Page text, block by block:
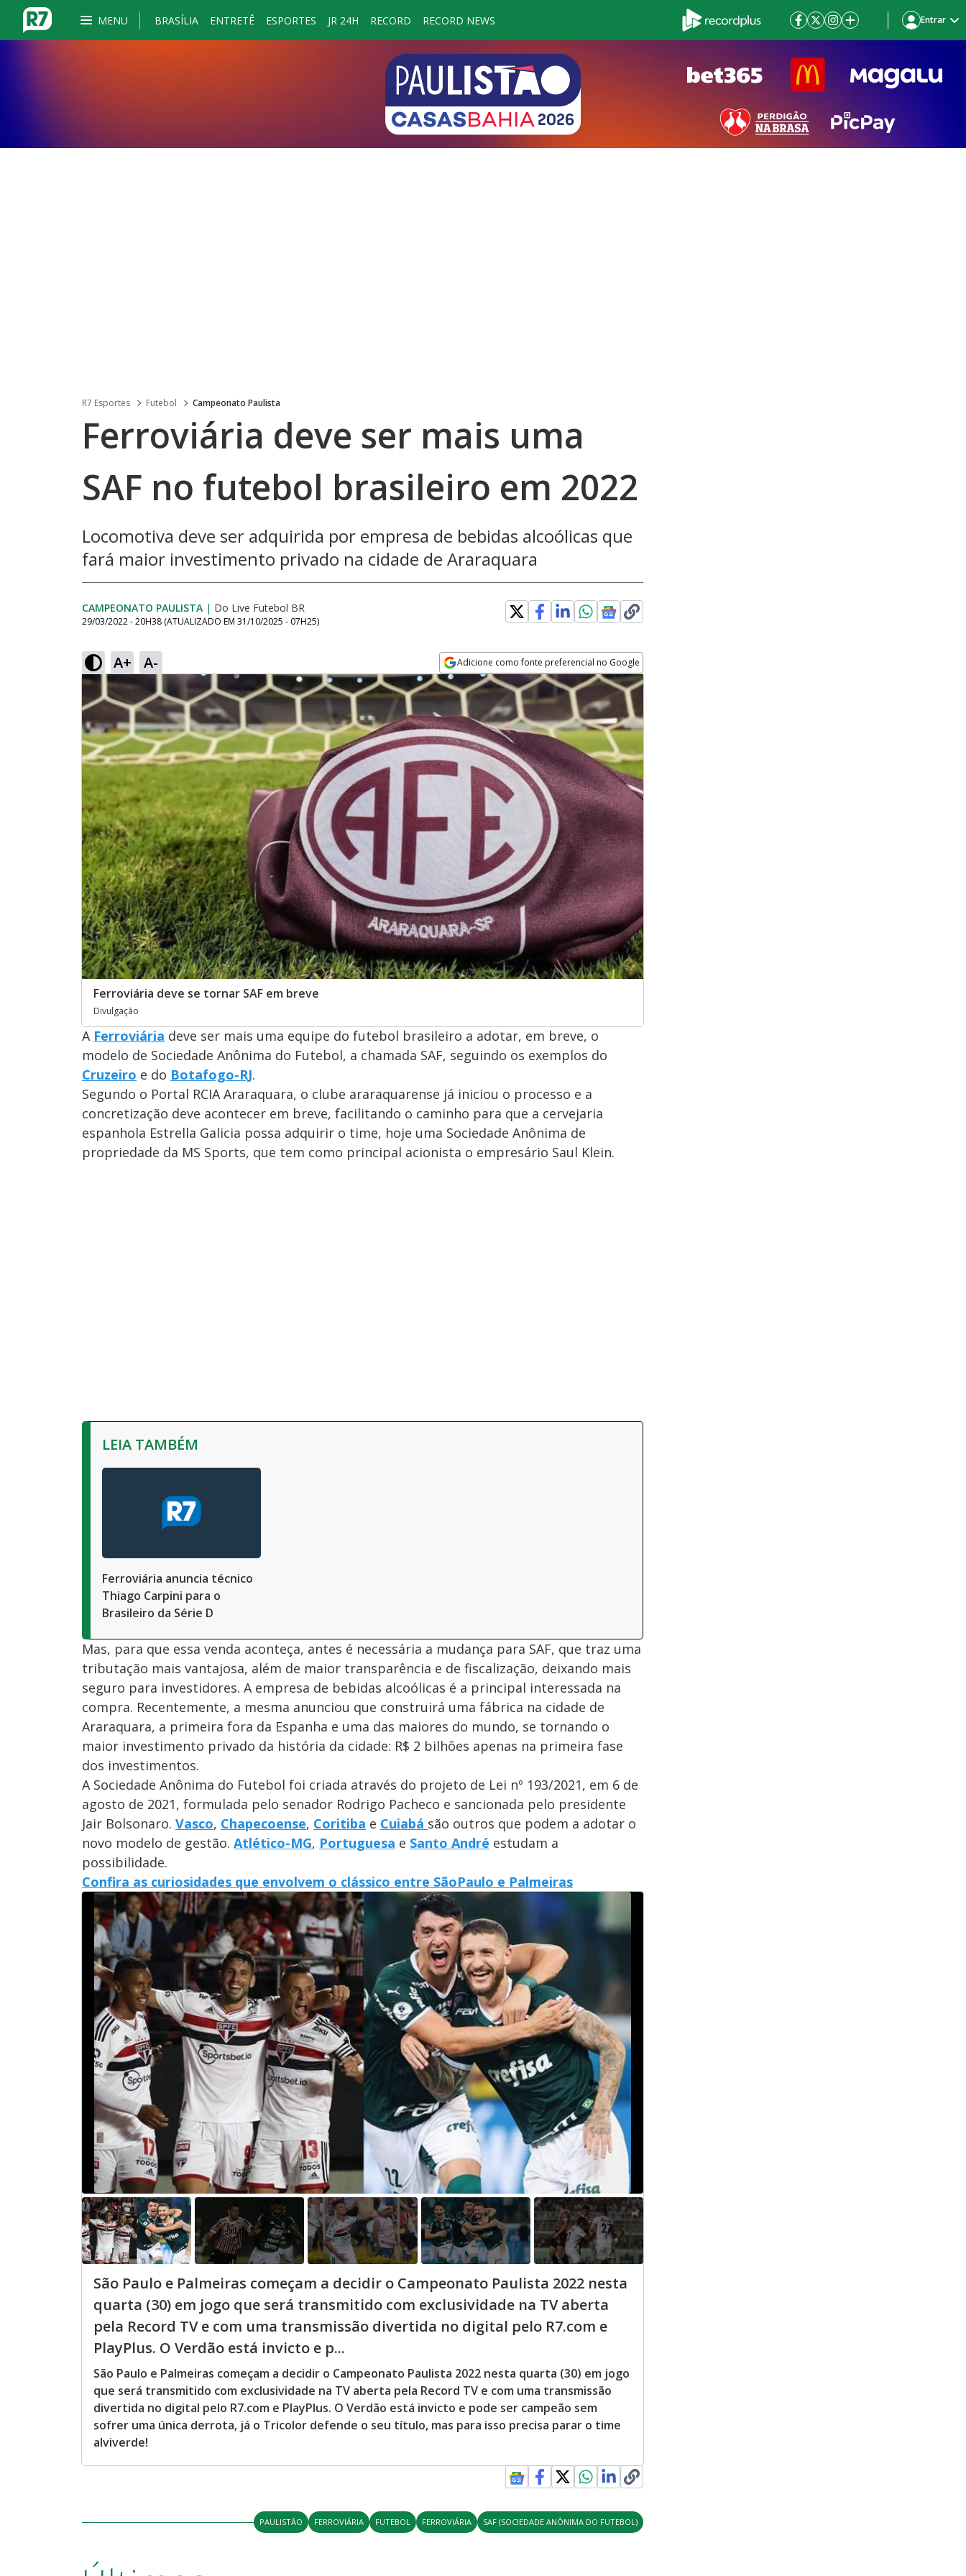
MENU BRASÍLIA ENTRETÊ ESPORTES JR 24H RECORD RECORD NEWS Entrar
R7 Esportes Futebol Campeonato Paulista
Ferroviária deve ser mais uma
SAF no futebol brasileiro em 2022
Locomotiva deve ser adquirida por empresa de bebidas alcoólicas que
fará maior investimento privado na cidade de Araraquara
CAMPEONATO PAULISTA | Do Live Futebol BR
29/03/2022 - 20H38 (ATUALIZADO EM 31/10/2025 - 07H25)
A+ A- Adicione como fonte preferencial no Google
Opens in new window
Ferroviária deve se tornar SAF em breve
Divulgação
A Ferroviária deve ser mais uma equipe do futebol brasileiro a adotar, em breve, o
modelo de Sociedade Anônima do Futebol, a chamada SAF, seguindo os exemplos do
Cruzeiro e do Botafogo-RJ.
Segundo o Portal RCIA Araraquara, o clube araraquarense já iniciou o processo e a
concretização deve acontecer em breve, facilitando o caminho para que a cervejaria
espanhola Estrella Galicia possa adquirir o time, hoje uma Sociedade Anônima de
propriedade da MS Sports, que tem como principal acionista o empresário Saul Klein.
LEIA TAMBÉM
Ferroviária anuncia técnico
Thiago Carpini para o
Brasileiro da Série D
Mas, para que essa venda aconteça, antes é necessária a mudança para SAF, que traz uma
tributação mais vantajosa, além de maior transparência e de fiscalização, deixando mais
seguro para investidores. A empresa de bebidas alcoólicas é a principal interessada na
compra. Recentemente, a mesma anunciou que construirá uma fábrica na cidade de
Araraquara, a primeira fora da Espanha e uma das maiores do mundo, se tornando o
maior investimento privado da história da cidade: R$ 2 bilhões apenas na primeira fase
dos investimentos.
A Sociedade Anônima do Futebol foi criada através do projeto de Lei nº 193/2021, em 6 de
agosto de 2021, formulada pelo senador Rodrigo Pacheco e sancionada pelo presidente
Jair Bolsonaro. Vasco, Chapecoense, Coritiba e Cuiabá são outros que podem a adotar o
novo modelo de gestão. Atlético-MG, Portuguesa e Santo André estudam a
possibilidade.
Confira as curiosidades que envolvem o clássico entre SãoPaulo e Palmeiras
São Paulo e Palmeiras começam a decidir o Campeonato Paulista 2022 nesta
quarta (30) em jogo que será transmitido com exclusividade na TV aberta
pela Record TV e com uma transmissão divertida no digital pelo R7.com e
PlayPlus. O Verdão está invicto e p...
São Paulo e Palmeiras começam a decidir o Campeonato Paulista 2022 nesta quarta (30) em jogo
que será transmitido com exclusividade na TV aberta pela Record TV e com uma transmissão
divertida no digital pelo R7.com e PlayPlus. O Verdão está invicto e pode ser campeão sem
sofrer uma única derrota, já o Tricolor defende o seu título, mas para isso precisa parar o time
alviverde!
PAULISTÃO FERROVIÁRIA FUTEBOL FERROVIÁRIA SAF (SOCIEDADE ANÔNIMA DO FUTEBOL)